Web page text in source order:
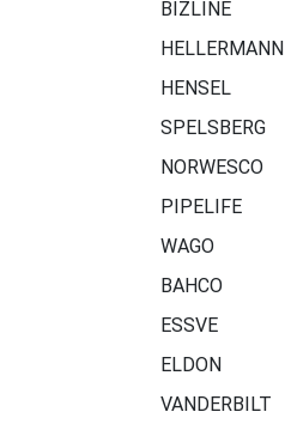
BIZLINE
HELLERMANN
HENSEL
SPELSBERG
NORWESCO
PIPELIFE
WAGO
BAHCO
ESSVE
ELDON
VANDERBILT